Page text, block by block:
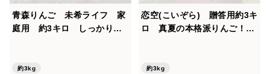
青森りんご 未希ライフ 家
庭用 約3キロ しっかりと
約3kg
恋空(こいぞら) 贈答用約3キ
ロ 真夏の本格派りんご！
約3kg